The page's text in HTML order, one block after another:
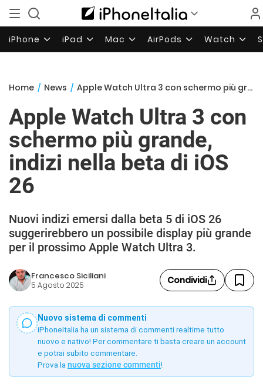
iPhone iPad Mac AirPods Watch
Home / News / Apple Watch Ultra 3 con schermo più grande, indizi nella beta di iOS 26
Apple Watch Ultra 3 con
schermo più grande,
indizi nella beta di iOS
26
Nuovi indizi emersi dalla beta 5 di iOS 26
suggerirebbero un possibile display più grande
per il prossimo Apple Watch Ultra 3.
Francesco Siciliani
5 Agosto 2025 Condividi
Nuovo sistema di commenti
iPhoneItalia ha un sistema di commenti realtime tutto
nuovo e nativo! Per commentare ti basta creare un account
e potrai subito commentare.
Prova la nuova sezione commenti!